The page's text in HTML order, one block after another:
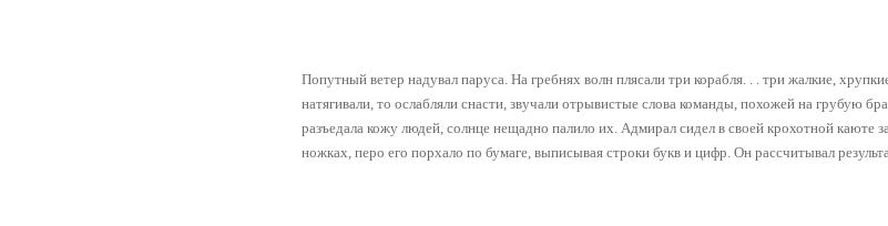
Попутный ветер надувал паруса. На гребнях волн плясали три корабля. . . три жалкие,
натягивали, то ослабляли снасти, звучали отрывистые слова команды, похожей на грубую
разъедала кожу людей, солнце нещадно палило их. Адмирал сидел в своей крохотной каюте
ножках, перо его порхало по бумаге, выписывая строки букв и цифр. Он рассчитывал